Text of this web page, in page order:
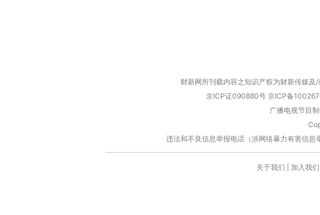
财新网所刊载内容之知识产权为财新传媒及
京ICP证090880号 京ICP备
广播电视节目
违法和不良信息举报电话（涉网络暴力有害信
关于我们 加入我们